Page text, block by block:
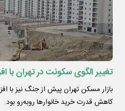
تغییر الگوی سکونت در تهران با
بازار مسکن تهران پیش از جنگ نیز با
کاهش قدرت خرید خانوارها روبه‌رو بود.